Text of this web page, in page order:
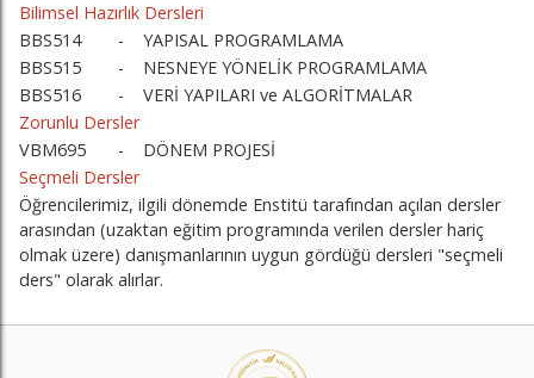
Bilimsel Hazırlık Dersleri
BBS514
-
YAPISAL PROGRAMLAMA
BBS515
-
NESNEYE YÖNELİK PROGRAMLAMA
BBS516
-
VERİ YAPILARI ve ALGORİTMALAR
Zorunlu Dersler
VBM695
-
DÖNEM PROJESİ
Seçmeli Dersler
Öğrencilerimiz, ilgili dönemde Enstitü tarafından açılan dersler
arasından (uzaktan eğitim programında verilen dersler hariç
olmak üzere) danışmanlarının uygun gördüğü dersleri "seçmeli
ders" olarak alırlar.